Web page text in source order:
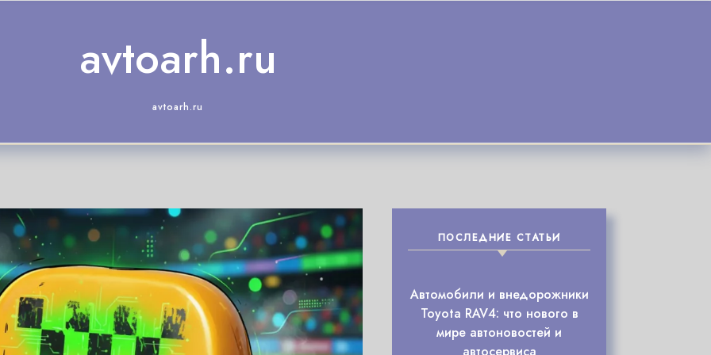
avtoarh.ru
avtoarh.ru
ПОСЛЕДНИЕ СТАТЬИ
Автомобили и внедорожники
Toyota RAV4: что нового в
мире автоновостей и